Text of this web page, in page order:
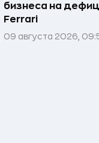
бизнеса на
Ferrari
09 августа 2026,